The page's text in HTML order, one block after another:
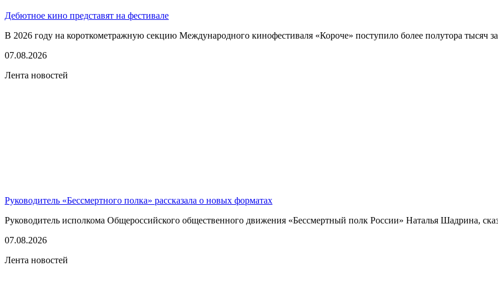
Дебютное кино представят на фестивале
В 2026 году на короткометражную секцию Международного кинофестиваля «Короче» поступило более полутора тысяч
07.08.2026
Лента новостей
Руководитель «Бессмертного полка» рассказала о новых форматах
Руководитель исполкома Общероссийского общественного движения «Бессмертный полк России» Наталья Шадрина,
07.08.2026
Лента новостей